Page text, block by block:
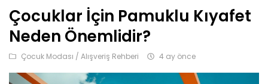
Ana Menü
Kız Çocuk
Erkek Çocuk
Çocuklar İçin Pamuklu Kıyafet
Neden Önemlidir?
Çocuk Modası / Alışveriş Rehberi 4 ay önce